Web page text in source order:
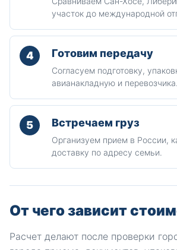
участок до международной
4 Готовим передачу
Согласуем подготовку,
авианакладную и перевозчика.
5 Встречаем груз
Организуем прием в России,
доставку по адресу семьи.
От чего зависит
Расчет делают после проверки